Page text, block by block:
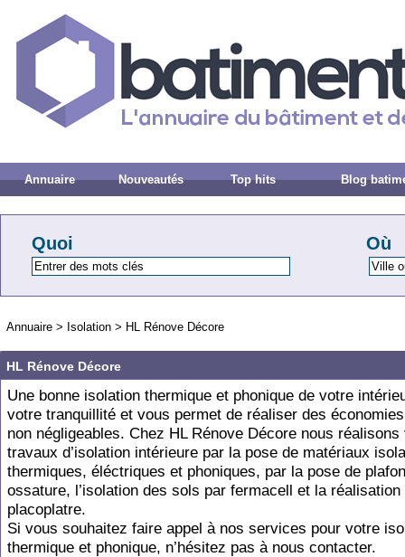
Annuaire Nouveautés Top hits Blog
Quoi Où
Annuaire > Isolation > HL Rénove Décore
HL Rénove Décore
Une bonne isolation thermique et phonique de votre
votre tranquillité et vous permet de réaliser des économies
non négligeables. Chez HL Rénove Décore nous réalisons
travaux d’isolation intérieure par la pose de matériaux
thermiques, éléctriques et phoniques, par la pose de
ossature, l’isolation des sols par fermacell et la
placoplatre.
Si vous souhaitez faire appel à nos services pour votre
thermique et phonique, n’hésitez pas à nous contacter.